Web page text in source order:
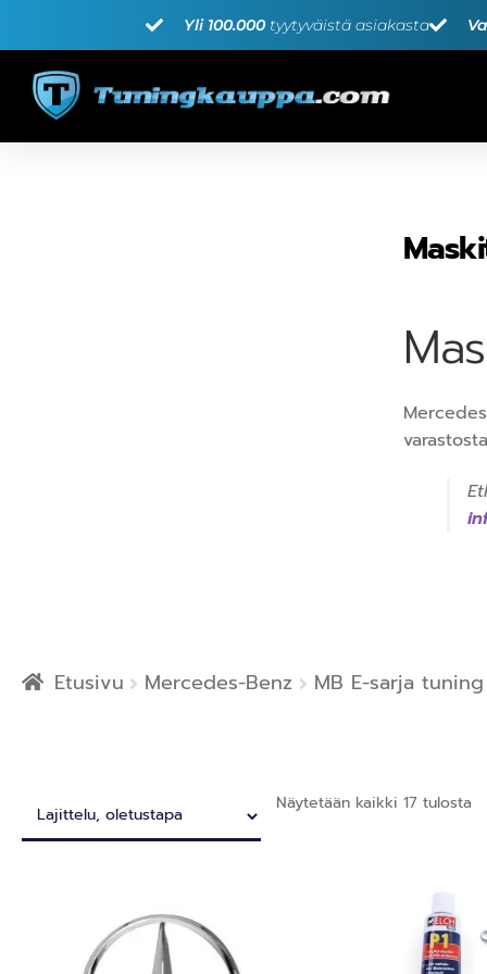
Yli 100.000 tyytyväistä asiakasta
Etusivu Mercedes-Benz MB E-sarja tuning
Näytetään kaikki 17 tulosta